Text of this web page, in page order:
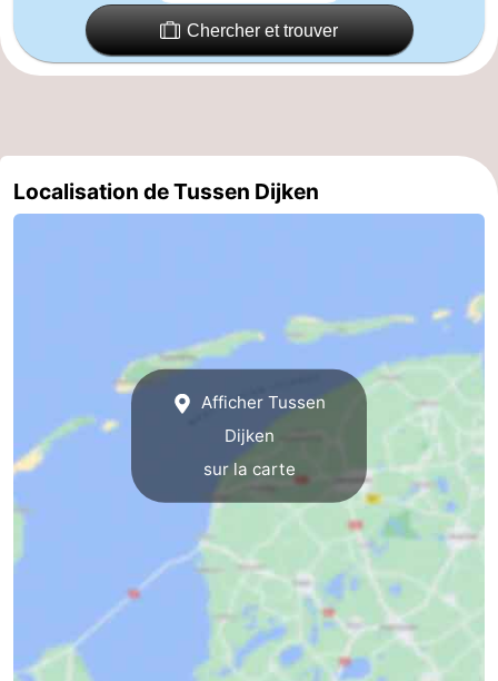
Stationnement
Saut
Wadden
Médicales
Région
Friesland
Frise
Schiermonnikoog
Terschelling
-
Vlieland
-
Texel
Météo
Chercher et trouver
Localisation de Tussen Dijken
Afficher Tussen
Dijken
sur la carte